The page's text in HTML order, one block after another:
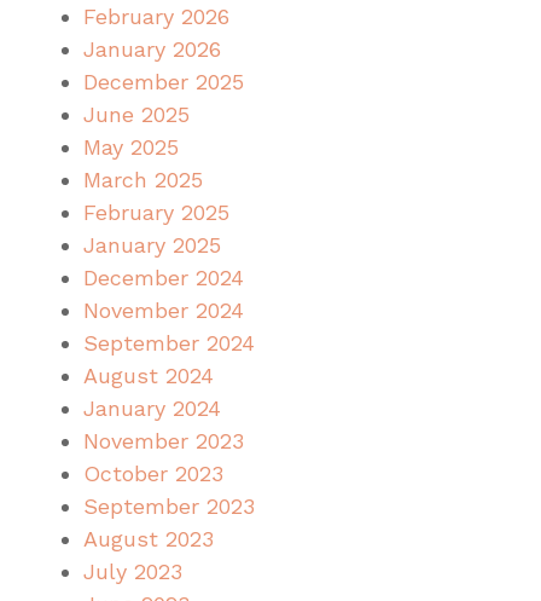
February 2026
January 2026
December 2025
June 2025
May 2025
March 2025
February 2025
January 2025
December 2024
November 2024
September 2024
August 2024
January 2024
November 2023
October 2023
September 2023
August 2023
July 2023